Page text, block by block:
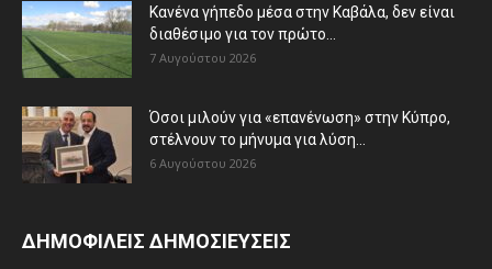
Κανένα γήπεδο μέσα στην Καβάλα, δεν είναι
διαθέσιμο για τον πρώτο...
7 Αυγούστου 2026
Όσοι μιλούν για «επανένωση» στην Κύπρο,
στέλνουν το μήνυμα για λύση...
6 Αυγούστου 2026
ΔΗΜΟΦΙΛΕΙΣ ΔΗΜΟΣΙΕΥΣΕΙΣ